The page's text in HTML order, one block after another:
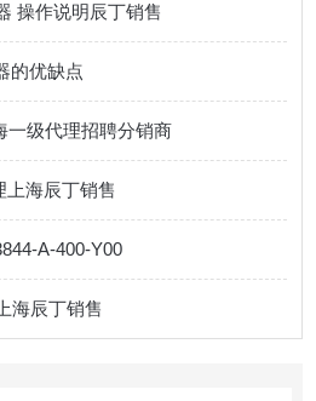
操作说明辰丁销售
的优缺点
一级代理招聘分销商
上海辰丁销售
A-400-Y00
海辰丁销售